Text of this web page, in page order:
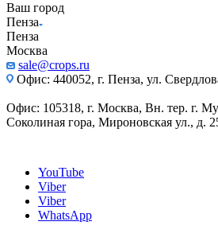
Ваш город
Пенза
Пенза
Москва
sale@crops.ru
Офис: 440052, г. Пенза, ул.
Офис: 105318, г. Москва, Вн. тер. г.
Соколиная гора, Мироновская ул., д.
YouTube
Viber
Viber
WhatsApp